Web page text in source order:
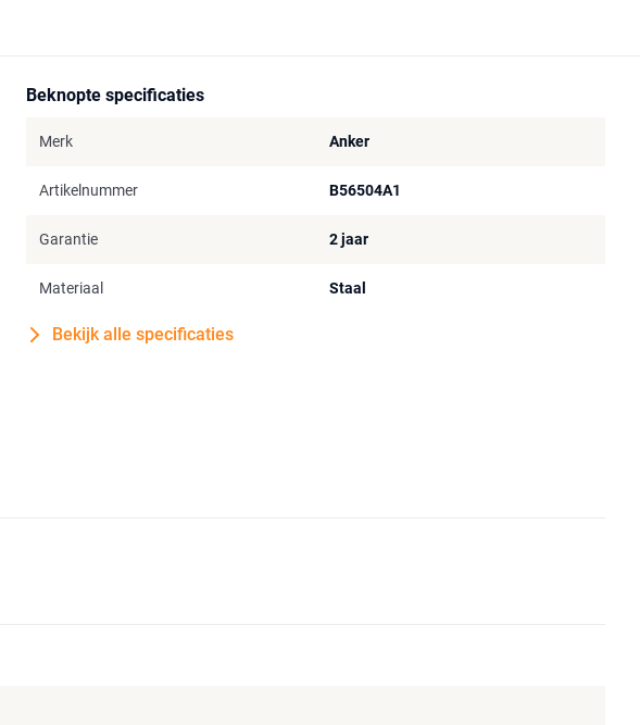
Beknopte specificaties
Merk Anker
Artikelnummer B56504A1
Garantie 2 jaar
Materiaal Staal
Bekijk alle specificaties